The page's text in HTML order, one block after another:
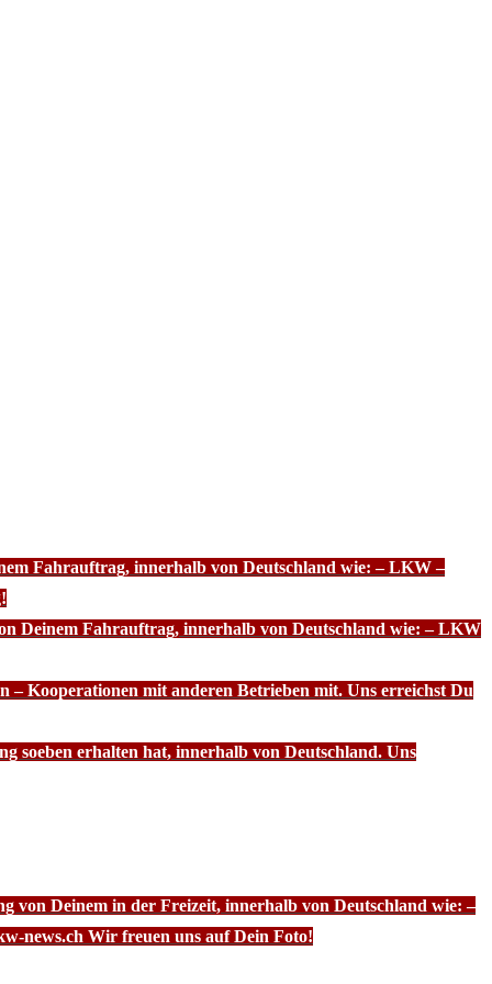
Fahrauftrag, innerhalb von Deutschland wie: – LKW –
Deinem Fahrauftrag, innerhalb von Deutschland wie: – LKW
– Kooperationen mit anderen Betrieben mit. Uns erreichst Du
soeben erhalten hat, innerhalb von Deutschland. Uns
von Deinem in der Freizeit, innerhalb von Deutschland wie: –
news.ch Wir freuen uns auf Dein Foto!